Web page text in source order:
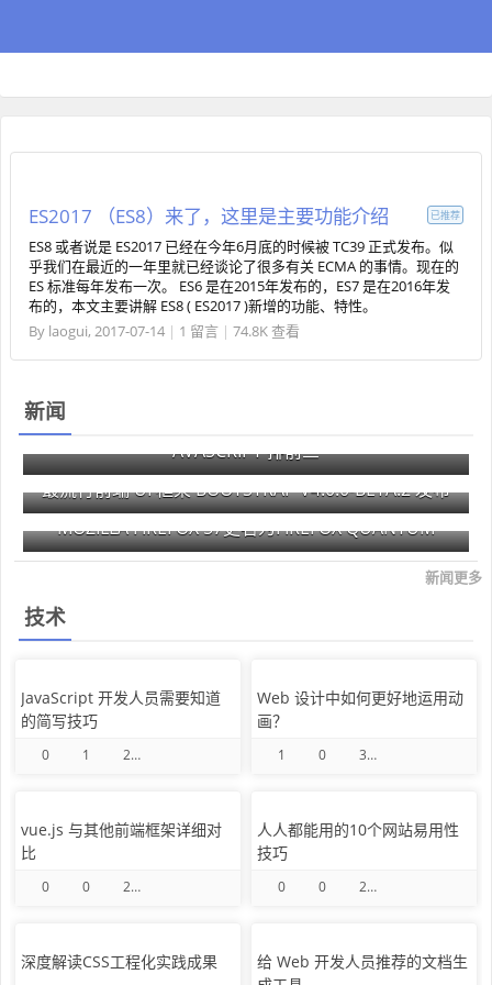
已推荐
ES2017 （ES8）来了，这里是主要功能介绍
ES8 或者说是 ES2017 已经在今年6月底的时候被 TC39 正式发布。似
乎我们在最近的一年里就已经谈论了很多有关 ECMA 的事情。现在的
ES 标准每年发布一次。 ES6 是在2015年发布的，ES7 是在2016年发
布的，本文主要讲解 ES8 ( ES2017 )新增的功能、特性。
By laogui, 2017-07-14 | 1 留言 | 74.8K 查看
新闻
2018 年最具就业前景的编程语言，JAVA、PYTHON、J
AVASCRIPT 排前三
最流行前端 UI 框架 BOOTSTRAP V4.0.0-BETA.2 发布
新闻更多
技术
JavaScript 开发人员需要知道
Web 设计中如何更好地运用动